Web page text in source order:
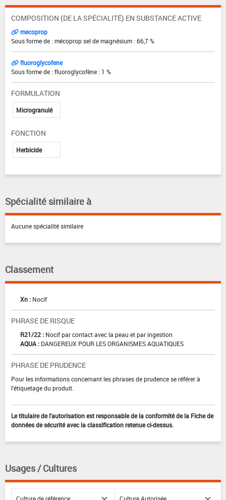
COMPOSITION (DE LA SPÉCIALITÉ) EN SUBSTANCE ACTIVE
mecoprop
Sous forme de : mécoprop sel de magnésium : 66,7 %
fluoroglycofene
Sous forme de : fluoroglycofène : 1 %
FORMULATION
Microgranulé
FONCTION
Herbicide
Spécialité similaire à
Aucune spécialité similaire
Classement
Xn : Nocif
PHRASE DE RISQUE
R21/22 : Nocif par contact avec la peau et par ingestion
AQUA : DANGEREUX POUR LES ORGANISMES AQUATIQUES
PHRASE DE PRUDENCE
Pour les informations concernant les phrases de prudence se référer à
l'étiquetage du produit.
Le titulaire de l'autorisation est responsable de la conformité de la Fiche de
données de sécurité avec la classification retenue ci-dessus.
Usages / Cultures